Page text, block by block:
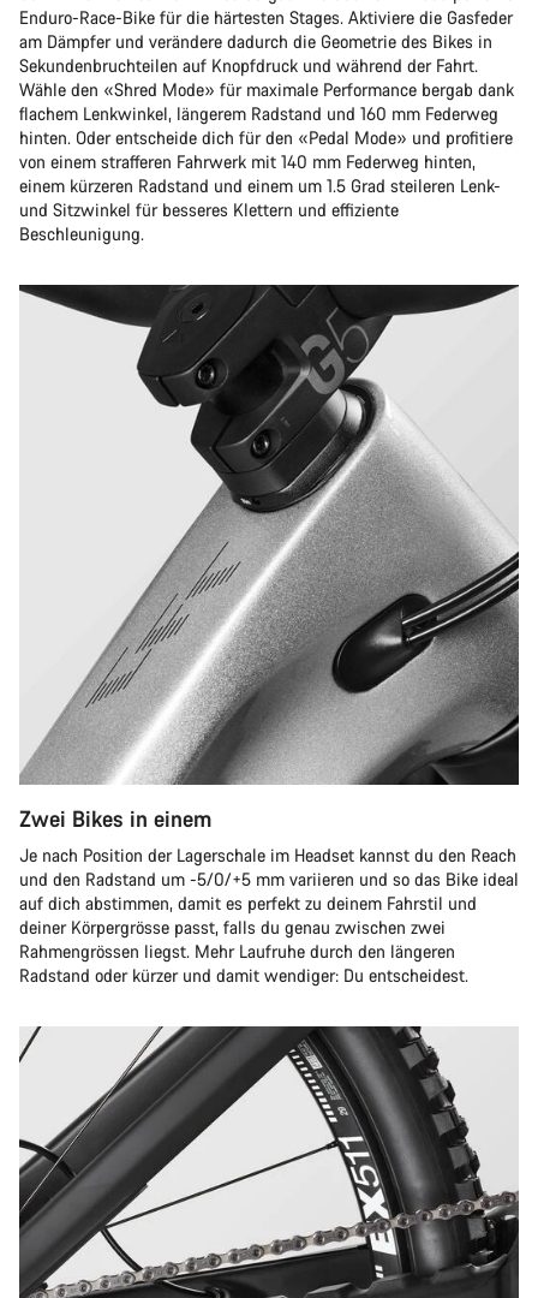
Enduro-Race-Bike für die härtesten Stages. Aktiviere die Gasfeder
am Dämpfer und verändere dadurch die Geometrie des Bikes in
Sekundenbruchteilen auf Knopfdruck und während der Fahrt.
Wähle den «Shred Mode» für maximale Performance bergab dank
flachem Lenkwinkel, längerem Radstand und 160 mm Federweg
hinten. Oder entscheide dich für den «Pedal Mode» und profitiere
von einem strafferen Fahrwerk mit 140 mm Federweg hinten,
einem kürzeren Radstand und einem um 1.5 Grad steileren Lenk-
und Sitzwinkel für besseres Klettern und effiziente
Beschleunigung.
Zwei Bikes in einem
Je nach Position der Lagerschale im Headset kannst du den Reach
und den Radstand um -5/0/+5 mm variieren und so das Bike ideal
auf dich abstimmen, damit es perfekt zu deinem Fahrstil und
deiner Körpergrösse passt, falls du genau zwischen zwei
Rahmengrössen liegst. Mehr Laufruhe durch den längeren
Radstand oder kürzer und damit wendiger: Du entscheidest.